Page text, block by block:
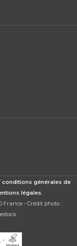
conditions générales de
légales
France - Crédit photo :